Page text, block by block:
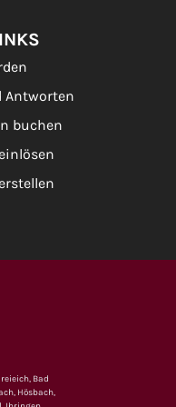
Antworten
buchen
Bad
Hösbach,